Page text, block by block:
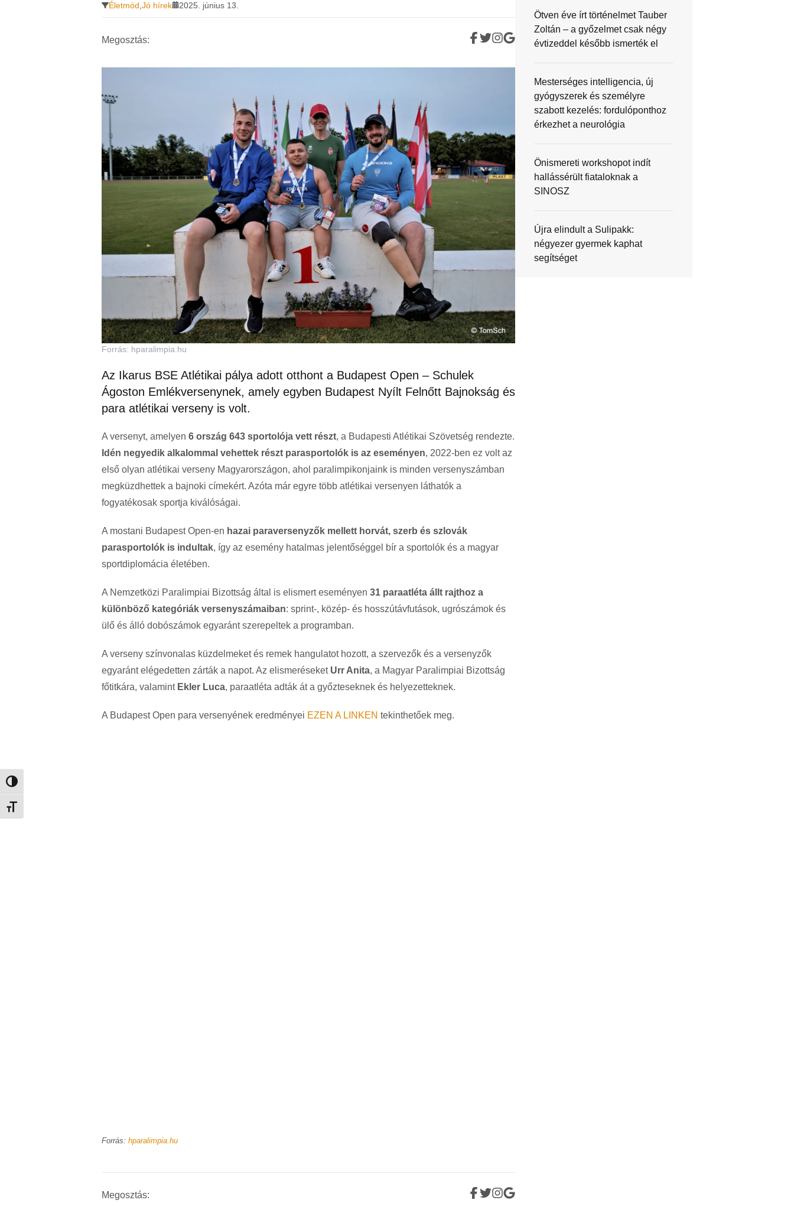
Nagy kontraszt váltása
Betűméret váltása
Életmód Jó hírek 2025. június 13.
Megosztás:
Forrás: hparalimpia.hu
Az Ikarus BSE Atlétikai pálya adott otthont a Budapest Open – Schulek
Ágoston Emlékversenynek, amely egyben Budapest Nyílt Felnőtt Bajnokság és
para atlétikai verseny is volt.
A versenyt, amelyen 6 ország 643 sportolója vett részt, a Budapesti Atlétikai Szövetség rendezte.
Idén negyedik alkalommal vehettek részt parasportolók is az eseményen, 2022-ben ez volt az
első olyan atlétikai verseny Magyarországon, ahol paralimpikonjaink is minden versenyszámban
megküzdhettek a bajnoki címekért. Azóta már egyre több atlétikai versenyen láthatók a
fogyatékosak sportja kiválóságai.
A mostani Budapest Open-en hazai paraversenyzők mellett horvát, szerb és szlovák
parasportolók is indultak, így az esemény hatalmas jelentőséggel bír a sportolók és a magyar
sportdiplomácia életében.
A Nemzetközi Paralimpiai Bizottság által is elismert eseményen 31 paraatléta állt rajthoz a
különböző kategóriák versenyszámaiban: sprint-, közép- és hosszútávfutások, ugrószámok és
ülő és álló dobószámok egyaránt szerepeltek a programban.
A verseny színvonalas küzdelmeket és remek hangulatot hozott, a szervezők és a versenyzők
egyaránt elégedetten zárták a napot. Az elismeréseket Urr Anita, a Magyar Paralimpiai Bizottság
főtitkára, valamint Ekler Luca, paraatléta adták át a győzteseknek és helyezetteknek.
A Budapest Open para versenyének eredményei EZEN A LINKEN tekinthetőek meg.
Forrás: hparalimpia.hu
Megosztás:
Ötven éve írt történelmet Tauber
Zoltán – a győzelmet csak négy
évtizeddel később ismerték el
Mesterséges intelligencia, új
gyógyszerek és személyre
szabott kezelés: fordulóponthoz
érkezhet a neurológia
Önismereti workshopot indít
hallássérült fiataloknak a
SINOSZ
Újra elindult a Sulipakk:
négyezer gyermek kaphat
segítséget